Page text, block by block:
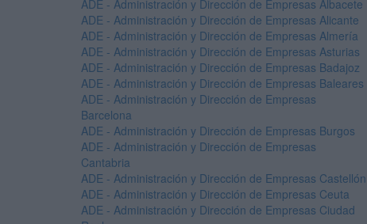
ADE - Administración y Dirección de Empresas Albacete
ADE - Administración y Dirección de Empresas Alicante
ADE - Administración y Dirección de Empresas Almería
ADE - Administración y Dirección de Empresas Asturias
ADE - Administración y Dirección de Empresas Badajoz
ADE - Administración y Dirección de Empresas Baleares
ADE - Administración y Dirección de Empresas
Barcelona
ADE - Administración y Dirección de Empresas Burgos
ADE - Administración y Dirección de Empresas
Cantabria
ADE - Administración y Dirección de Empresas Castellón
ADE - Administración y Dirección de Empresas Ceuta
ADE - Administración y Dirección de Empresas Ciudad